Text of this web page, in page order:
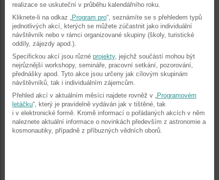
realizace se uskuteční v průběhu kalendářního roku.
Kliknete-li na odkaz „Program pro“, seznámíte se s přehledem typů
jednotlivých akcí, kterých se můžete zúčastnit jako individuální
návštěvník nebo v rámci organizované skupiny (školy, turistické
oddíly, zájezdy apod.).
Specifickou akcí jsou různé projekty, jejichž součástí mohou být
nejrůznější workshopy, semináře, pracovní setkání, pozorování,
přednášky apod. Tyto akce jsou určeny jak cílovým skupinám
návštěvníků, tak i individuálním zájemcům.
Přehled akcí v aktuálním měsíci najdete rovněž v „Programovém
letáčku“, který je pravidelně vydáván jak v tištěné, tak
i v elektronické formě. Kromě informací o pořádaných akcích v něm
naleznete aktuální informace o novinkách především z astronomie a
kosmonautiky, případně z příbuzných vědních oborů.